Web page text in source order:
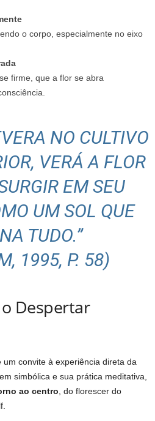
o corpo, especialmente no eixo
firme, que a flor se abra
NO CULTIVO
VERÁ A FLOR
EM SEU
UM SOL QUE
TUDO.”
1995, P. 58)
Despertar
um convite à experiência direta da
simbólica e sua prática meditativa,
ao centro , do florescer do